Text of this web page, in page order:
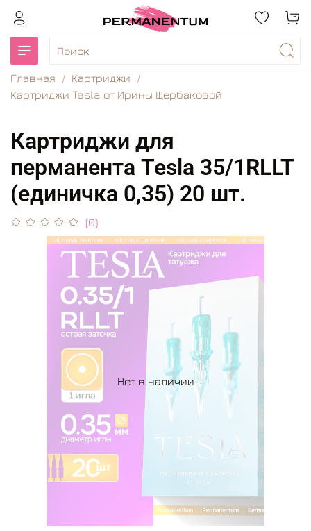
Главная
Картриджи
Картриджи Tesla от Ирины Щербаковой
Картриджи для
перманента Tesla 35/1RLLT
(единичка 0,35) 20 шт.
(0)
Нет в наличии